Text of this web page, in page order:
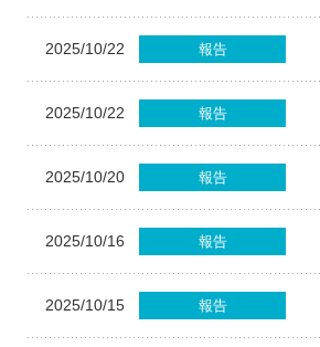
2025/10/22 報告
2025/10/22 報告
2025/10/20 報告
2025/10/16 報告
2025/10/15 報告